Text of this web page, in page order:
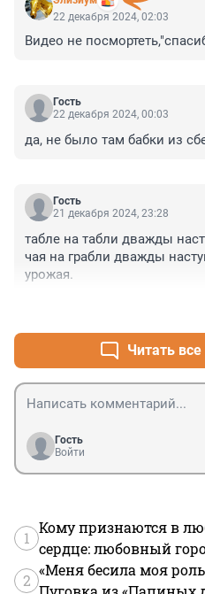
22 декабря 2024, 02:03
Видео не
Гость
22 декабря 2024, 00:03
да, не было там бабки из
Гость
21 декабря 2024, 23:28
табле на табли дважды
чая на грабли дважды
урожая.
Читать
Гость
Войти
1
Кому признаются в
сердце: любовный
2
«Меня бесила моя